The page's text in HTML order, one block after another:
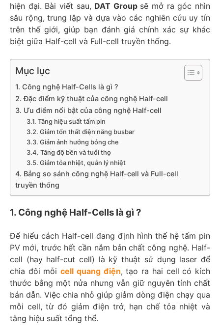
hiện đại. Bài viết sau, DAT Group sẽ mở ra góc nhìn
sâu rộng, trung lập và dựa vào các nghiên cứu uy tín
trên thế giới, giúp bạn đánh giá chính xác sự khác
biệt giữa Half-cell và Full-cell truyền thống.
Mục lục
1. Công nghệ Half-Cells là gì ?
2. Đặc điểm kỹ thuật của công nghệ Half-cell
3. Ưu điểm nổi bật của công nghệ Half-cell
3.1. Tăng hiệu suất tấm pin
3.2. Giảm tổn thất điện năng busbar
3.3. Giảm ảnh hưởng bóng che
3.4. Tăng độ bền và tuổi thọ
3.5. Giảm tỏa nhiệt, quản lý nhiệt
4. Bảng so sánh công nghệ Half-cell và Full-cell
truyền thống
1. Công nghệ Half-Cells là gì ?
Để hiểu cách Half-cell đang định hình thế hệ tấm pin
PV mới, trước hết cần nắm bản chất công nghệ. Half-
cell (hay half-cut cell) là kỹ thuật sử dụng laser để
chia đôi mỗicell quang điện, tạo ra hai cell có kích
thước bằng một nửa nhưng vẫn giữ nguyên tính chất
bán dẫn. Việc chia nhỏ giúp giảm dòng điện chạy qua
mỗi cell, từ đó giảm điện trở, hạn chế tỏa nhiệt và
tăng hiệu suất tổng thể.